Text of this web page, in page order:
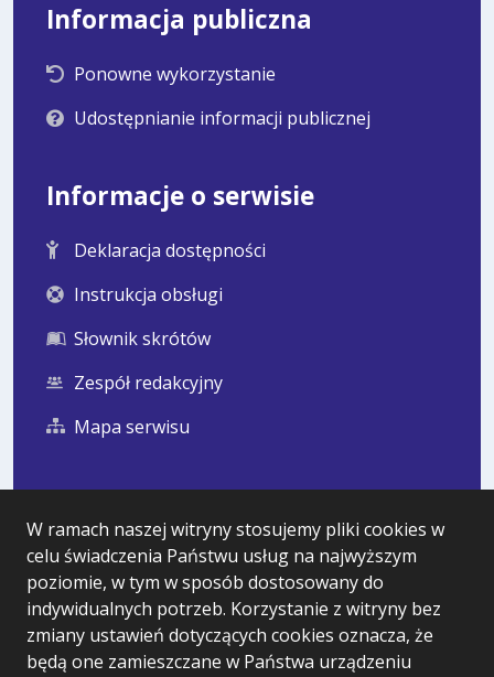
W ramach naszej witryny stosujemy pliki cookies w
celu świadczenia Państwu usług na najwyższym
poziomie, w tym w sposób dostosowany do
indywidualnych potrzeb. Korzystanie z witryny bez
zmiany ustawień dotyczących cookies oznacza, że
będą one zamieszczane w Państwa urządzeniu
Informacja publiczna
Ponowne wykorzystanie
Udostępnianie informacji publicznej
Informacje o serwisie
Deklaracja dostępności
Instrukcja obsługi
Słownik skrótów
Zespół redakcyjny
Mapa serwisu
Statystyki oglądalności
Ostatnio dodane
Polityka prywatności